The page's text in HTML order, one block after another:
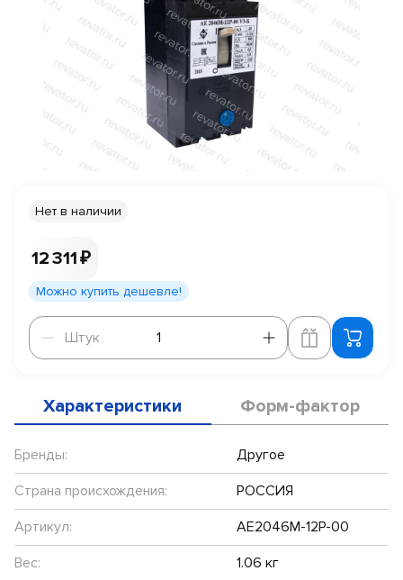
Нет в наличии
12 311 ₽
Можно купить дешевле!
Штук
Штук
Характеристики Форм-фактор
Бренды:
Другое
Страна происхождения:
РОССИЯ
Артикул:
АЕ2046М-12Р-00
Вес:
1.06 кг